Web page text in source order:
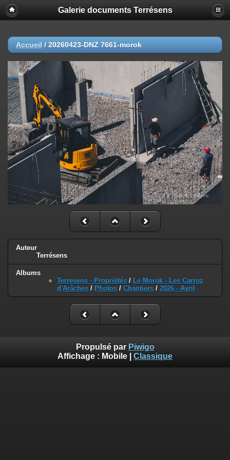
Galerie documents Terrésens
Accueil / 20260423-DNZ 7661-morok
Auteur
Terrésens
Albums
Terresens - Propriétés / Le Morok - Les Carroz
d'Arâches / Photos / Chantiers / 2026 - Avril
Propulsé par Piwigo
Affichage : Mobile Classique